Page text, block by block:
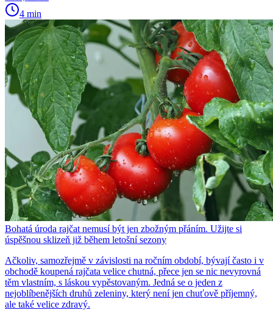
4 min
Bohatá úroda rajčat nemusí být jen zbožným přáním. Užijte si
úspěšnou sklizeň již během letošní sezony
Ačkoliv, samozřejmě v závislosti na ročním období, bývají často i v
obchodě koupená rajčata velice chutná, přece jen se nic nevyrovná
těm vlastním, s láskou vypěstovaným. Jedná se o jeden z
nejoblíbenějších druhů zeleniny, který není jen chuťově příjemný,
ale také velice zdravý.